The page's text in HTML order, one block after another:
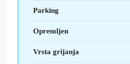
Parking
Opremljen
Vrsta grijanja